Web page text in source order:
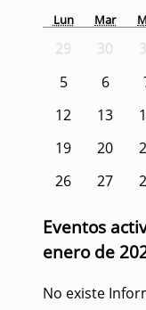
Lun Mar
29 30
5
6
12
13
19
20
26
27
Eventos
enero de
No existe